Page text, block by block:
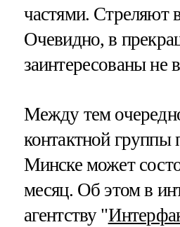
частями. Стреляют
Очевидно, в
заинтересованы не
Между тем
контактной группы
Минске может
месяц. Об этом в
агентству "